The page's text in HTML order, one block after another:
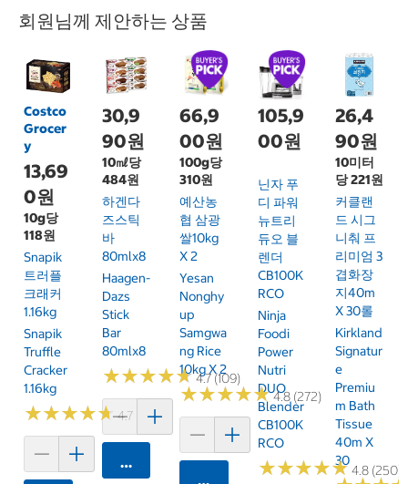
회원님께 제안하는 상품
Costco
Grocer
y
13,69
0원
10g당
118원
Snapik
트러플
크래커
1.16kg
Snapik
Truffle
Cracker
1.16kg
★★★★★
★★★★★4.7 (159)
30,9
90원
10㎖당
484원
하겐다
즈스틱
바
80mlx8
Haagen-
Dazs
Stick
Bar
80mlx8
★★★★★
★★★★★4.7 (109)
카트에 담기
66,9
00원
100g당
310원
예산농
협 삼광
쌀10kg
X 2
Yesan
Nonghy
Up
Samgwa
Ng Rice
10kg X 2
★★★★★
★★★★★4.8 (272)
카트에 담기
105,9
00원
닌자 푸
디 파워
뉴트리
듀오 블
렌더
CB100K
RCO
Ninja
Foodi
Power
Nutri
DUO
Blender
CB100K
RCO
★★★★★
★★★★★4.8 (250)
26,4
90원
10미터
당 221원
커클랜
드 시그
니춰 프
리미엄 3
겹화장
지40m
X 30롤
Kirkland
Signatur
E
Premiu
M Bath
Tissue
40m X
30